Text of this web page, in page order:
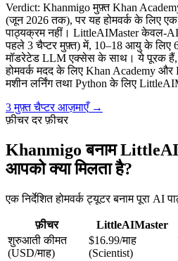
Verdict: Khanmigo मुफ़्त Khan
(जून 2026 तक), पर यह होमवर्क के लिए
पाठ्यक्रम नहीं। LittleAIMaster केवल-AI
पहले 3 चैप्टर मुफ़्त) में, 10–18 आयु के लिए
मॉडरेटेड LLM एक्सेस के साथ। ये पूरक हैं,
होमवर्क मदद के लिए Khan Academy
मशीन लर्निंग तथा Python के लिए
3 मुफ़्त चैप्टर आज़माएँ →
फ़ीचर दर फ़ीचर
Khanmigo बनाम
आपको क्या मिलता है?
एक निर्देशित होमवर्क ट्यूटर बनाम पूरा AI
फ़ीचर LittleAIMaster
शुरुआती कीमत
(USD/माह)
$16.99/माह
(Scientist)